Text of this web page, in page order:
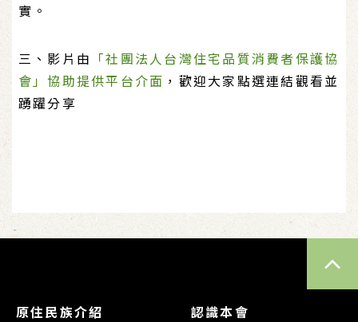
實。
三、影片由 「社團法人台灣住宅品質消費者保護協
會」協助提供平台介面 ，歡迎大家點選連結觀看並
踴躍分享
原住民族介紹 認識本會